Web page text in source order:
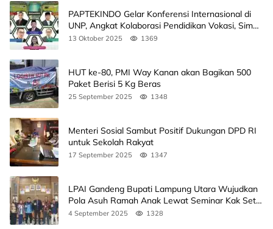
PAPTEKINDO Gelar Konferensi Internasional di
UNP, Angkat Kolaborasi Pendidikan Vokasi, Simak
Agendanya
13 Oktober 2025 1369
HUT ke-80, PMI Way Kanan akan Bagikan 500
Paket Berisi 5 Kg Beras
25 September 2025 1348
Menteri Sosial Sambut Positif Dukungan DPD RI
untuk Sekolah Rakyat
17 September 2025 1347
LPAI Gandeng Bupati Lampung Utara Wujudkan
Pola Asuh Ramah Anak Lewat Seminar Kak Seto,
Ini Jadwalnya
4 September 2025 1328